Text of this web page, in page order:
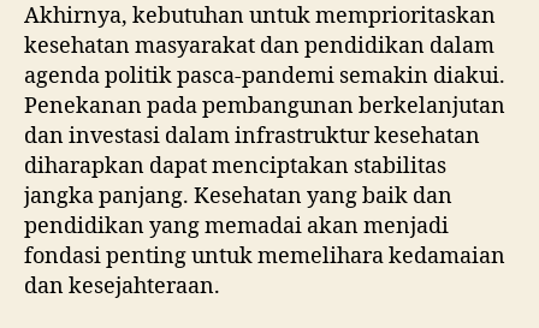
Akhirnya, kebutuhan untuk memprioritaskan
kesehatan masyarakat dan pendidikan dalam
agenda politik pasca-pandemi semakin diakui.
Penekanan pada pembangunan berkelanjutan
dan investasi dalam infrastruktur kesehatan
diharapkan dapat menciptakan stabilitas
jangka panjang. Kesehatan yang baik dan
pendidikan yang memadai akan menjadi
fondasi penting untuk memelihara kedamaian
dan kesejahteraan.